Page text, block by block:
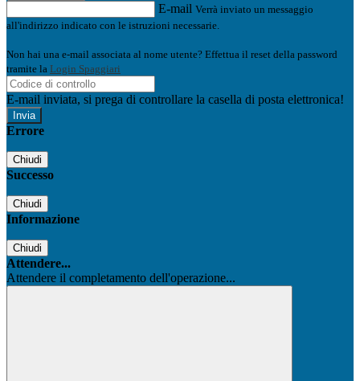
E-mail Verrà inviato un messaggio
all'indirizzo indicato con le istruzioni necessarie.
Non hai una e-mail associata al nome utente? Effettua il reset della password
tramite la Login Spaggiari
E-mail inviata, si prega di controllare la casella di posta elettronica!
Errore
Chiudi
Successo
Chiudi
Informazione
Chiudi
Attendere...
Attendere il completamento dell'operazione...